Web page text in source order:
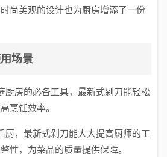
尚美观的设计也为厨房增添了一份
场景
厨房的必备工具，最新式剁刀能轻松
烹饪效率。
厨，最新式剁刀能大大提高厨师的工
性，为菜品的质量提供保障。